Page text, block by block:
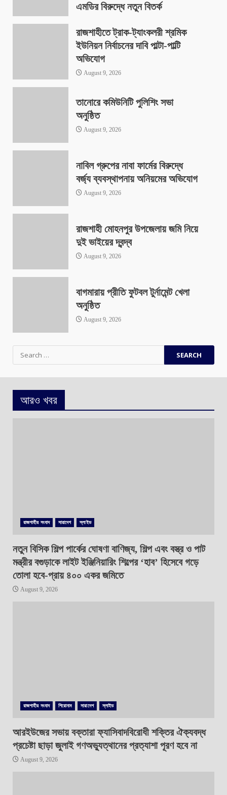
এমডির বিরুদ্ধে নতুন বিতর্ক
রাজশাহীতে ট্রাক-ট্যাংকলরী শ্রমিক
ইউনিয়ন নির্বাচনের দাবি পাল্টা-পাল্টি
অভিযোগ
August 9, 2026
তানোরে কমিউনিটি পুলিশিং সভা
অনুষ্ঠিত
August 9, 2026
নাবিল গ্রুপের নাবা ফার্মের বিরুদ্ধে
বর্জ্য ব্যবস্থাপনায় অনিয়মের অভিযোগ
August 9, 2026
রাজশাহী মোহনপুর উপজেলায় জমি নিয়ে
দুই ভাইয়ের দ্বন্দ্ব
August 9, 2026
বাগমারায় প্রীতি ফুটবল টুর্নামেন্ট খেলা
অনুষ্ঠিত
August 9, 2026
for:
আরও খবর
রাজশাহীর সংবাদ সারাদেশ স্লাইড
নতুন বিসিক শিল্প পার্কের ঘোষণা বাণিজ্য, শিল্প এবং বস্ত্র ও পাট
মন্ত্রীর বগুড়াকে লাইট ইঞ্জিনিয়ারিং শিল্পের ‘হাব’ হিসেবে গড়ে
তোলা হবে-প্রায় ৪০০ একর জমিতে
August 9, 2026
রাজশাহীর সংবাদ শিরোনাম সারাদেশ স্লাইড
আরইউজের সভায় বক্তারা ফ্যাসিবাদবিরোধী শক্তির ঐক্যবদ্ধ
প্রচেষ্টা ছাড়া জুলাই গণঅভ্যুত্থানের প্রত্যাশা পূরণ হবে না
August 9, 2026